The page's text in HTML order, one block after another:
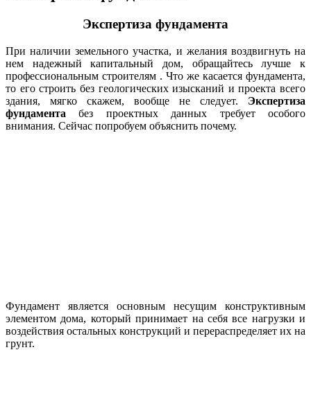
Экспертиза фундамента
При наличии земельного участка, и желания воздвигнуть на
нем надежный капитальный дом, обращайтесь лучше к
профессиональным строителям . Что же касается фундамента,
то его строить без геологических изысканий и проекта всего
здания, мягко скажем, вообще не следует. Экспертиза
фундамента без проектных данных требует особого
внимания. Сейчас попробуем объяснить почему.
Фундамент является основным несущим конструктивным
элементом дома, который принимает на себя все нагрузки и
воздействия остальных конструкций и перераспределяет их на
грунт.